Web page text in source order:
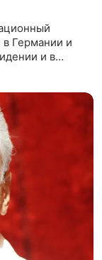
Германии и
и в